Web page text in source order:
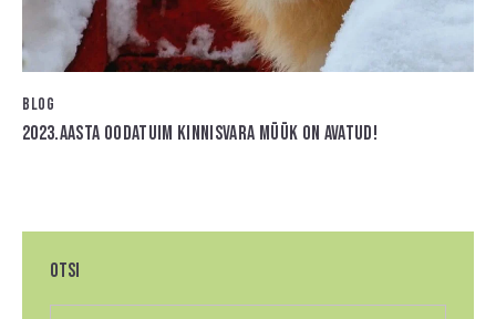
BLOG
2023.AASTA OODATUIM KINNISVARA MÜÜK ON AVATUD!
OTSI